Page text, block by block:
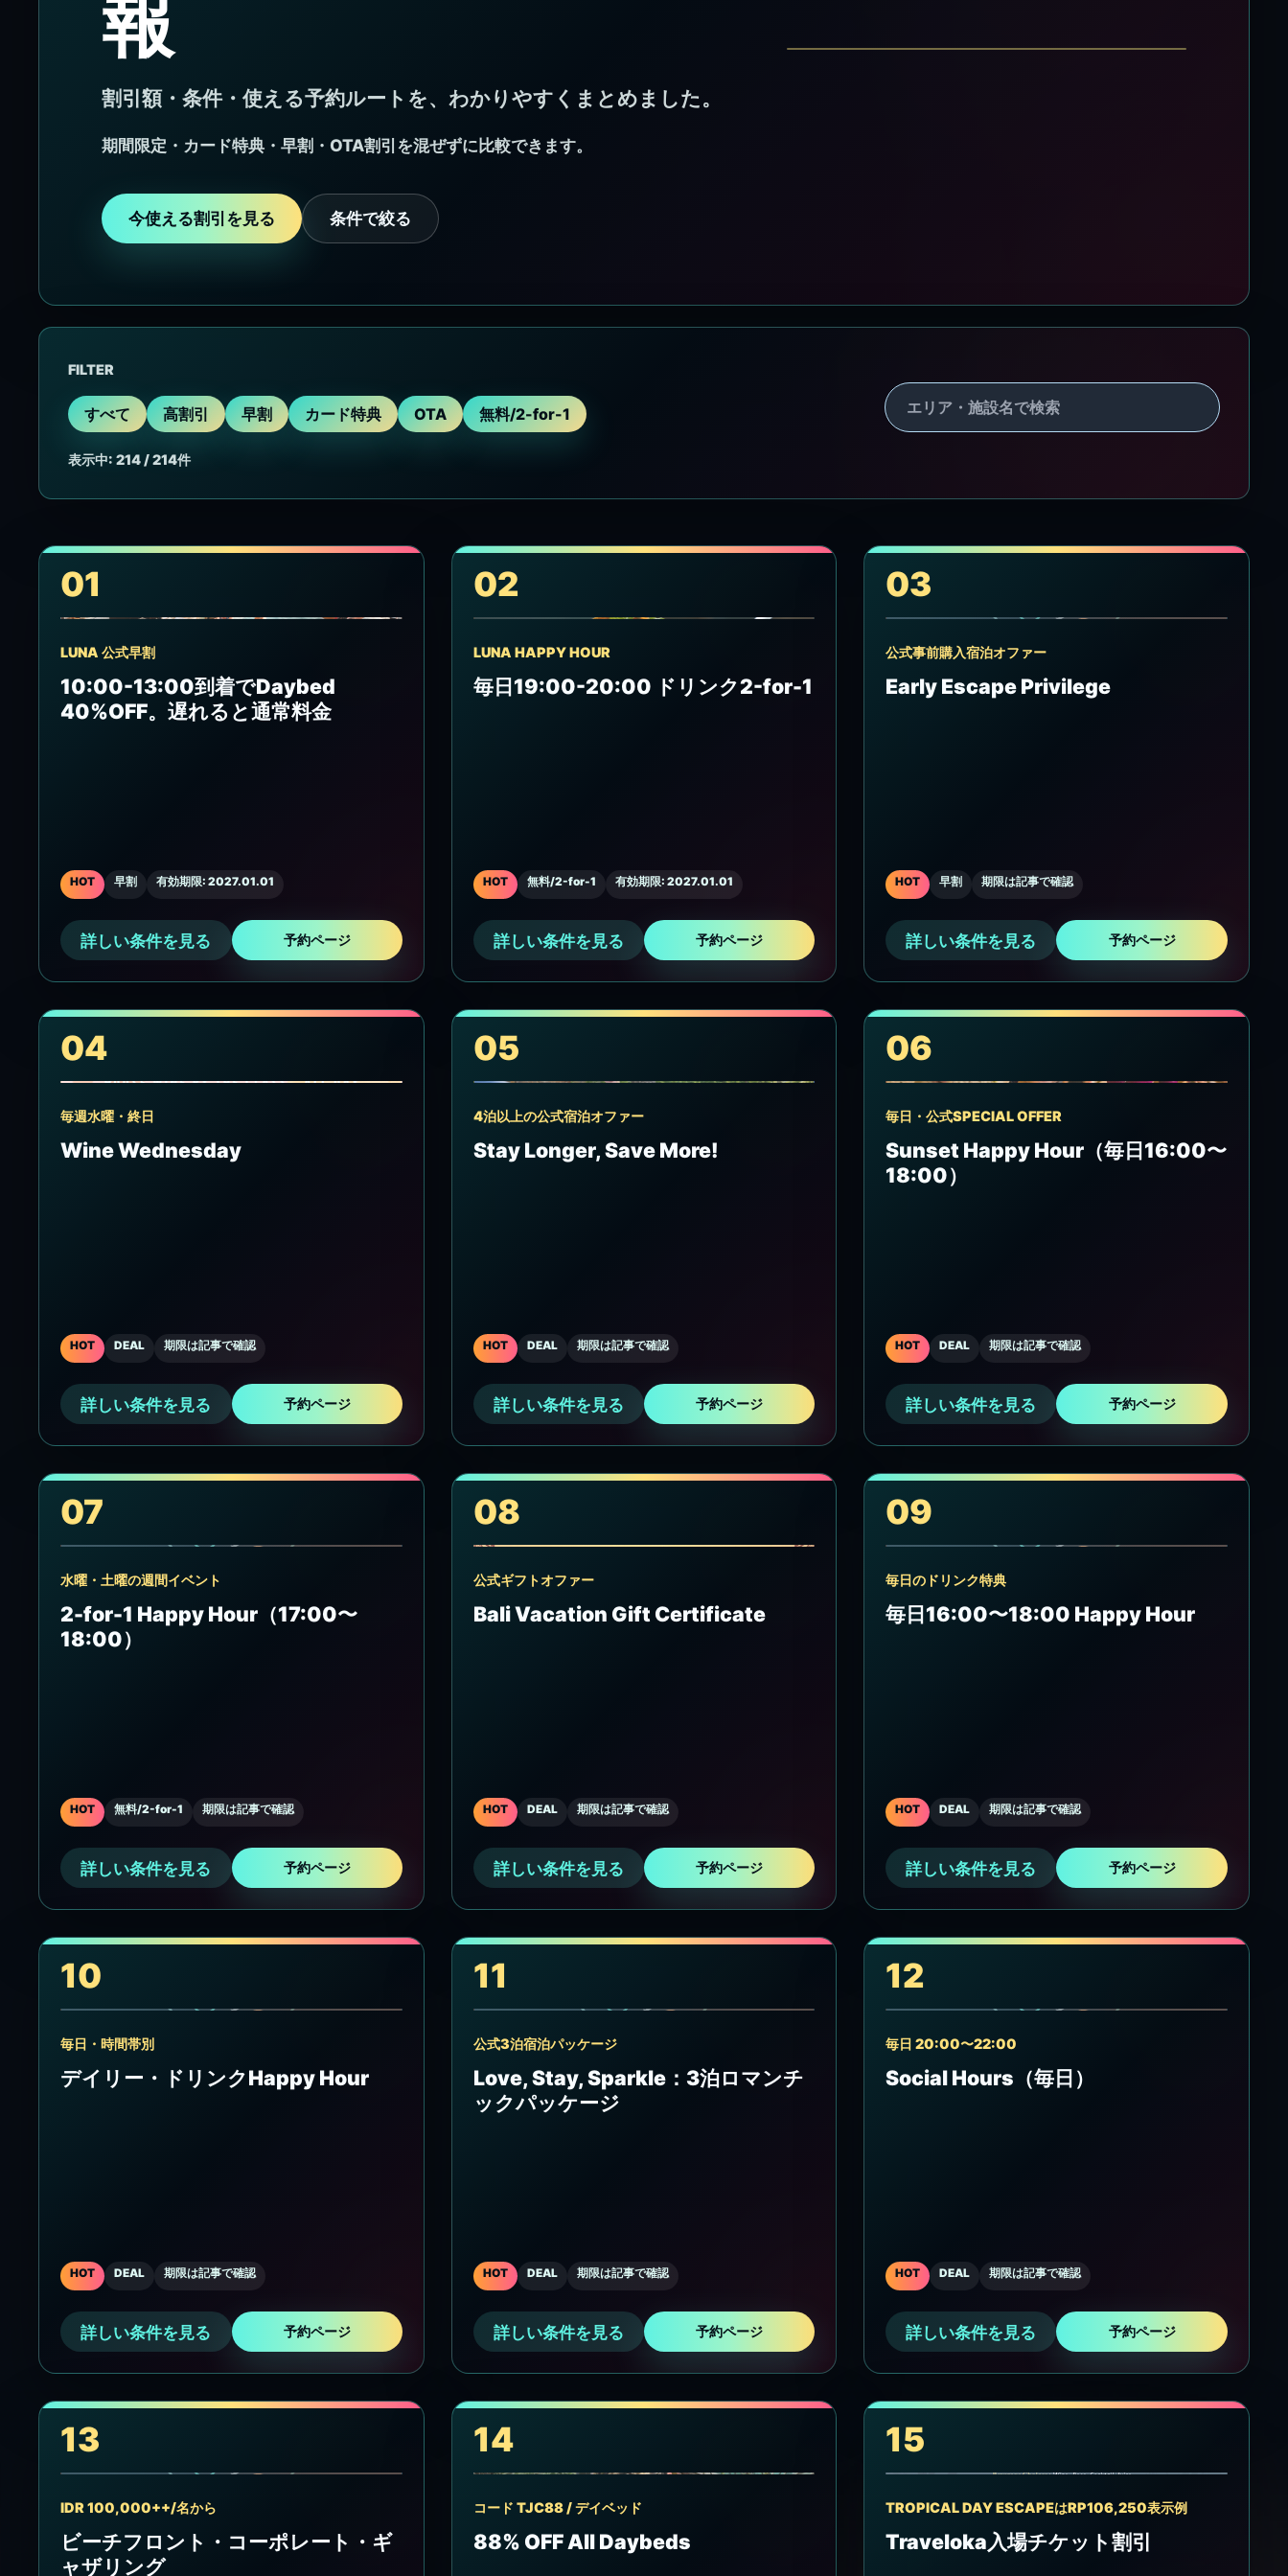
報
割引額・条件・使える予約ルートを、わかりやすくまとめました。
期間限定・カード特典・早割・OTA割引を混ぜずに比較できます。
今使える割引を見る 条件で絞る
FILTER
すべて 高割引 早割 カード特典 OTA 無料/2-for-1
エ
リ
ア・
索
表示中: 214 / 214件
01
LUNA 公式早割
10:00-13:00到着でDaybed
40%OFF。遅れると通常料金
HOT 早割 有効期限: 2027.01.01
詳しい条件を見る 予約ページ
02
LUNA HAPPY HOUR
毎日19:00-20:00 ドリンク2-for-1
HOT 無料/2-for-1 有効期限: 2027.01.01
詳しい条件を見る 予約ページ
03
公式事前購入宿泊オファー
Early Escape Privilege
HOT 早割 期限は記事で確認
詳しい条件を見る 予約ページ
04
毎週水曜・終日
Wine Wednesday
HOT DEAL 期限は記事で確認
詳しい条件を見る 予約ページ
05
4泊以上の公式宿泊オファー
Stay Longer, Save More!
HOT DEAL 期限は記事で確認
詳しい条件を見る 予約ページ
06
毎日・公式SPECIAL OFFER
Sunset Happy Hour（毎日16:00〜
18:00）
HOT DEAL 期限は記事で確認
詳しい条件を見る 予約ページ
07
水曜・土曜の週間イベント
2-for-1 Happy Hour（17:00〜
18:00）
HOT 無料/2-for-1 期限は記事で確認
詳しい条件を見る 予約ページ
08
公式ギフトオファー
Bali Vacation Gift Certificate
HOT DEAL 期限は記事で確認
詳しい条件を見る 予約ページ
09
毎日のドリンク特典
毎日16:00〜18:00 Happy Hour
HOT DEAL 期限は記事で確認
詳しい条件を見る 予約ページ
10
毎日・時間帯別
デイリー・ドリンクHappy Hour
HOT DEAL 期限は記事で確認
詳しい条件を見る 予約ページ
11
公式3泊宿泊パッケージ
Love, Stay, Sparkle：3泊ロマンチ
ックパッケージ
HOT DEAL 期限は記事で確認
詳しい条件を見る 予約ページ
12
毎日 20:00〜22:00
Social Hours（毎日）
HOT DEAL 期限は記事で確認
詳しい条件を見る 予約ページ
13
IDR 100,000++/名から
ビーチフロント・コーポレート・ギ
ャザリング
14
コード TJC88 / デイベッド
88% OFF All Daybeds
15
TROPICAL DAY ESCAPEはRP106,250表示例
Traveloka入場チケット割引